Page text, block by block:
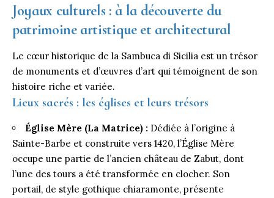
Joyaux culturels : à la découverte du
patrimoine artistique et architectural
Le cœur historique de la Sambuca di Sicilia est un trésor
de monuments et d’œuvres d’art qui témoignent de son
histoire riche et variée.
Lieux sacrés : les églises et leurs trésors
Église Mère (La Matrice) : Dédiée à l’origine à
Sainte-Barbe et construite vers 1420, l’Église Mère
occupe une partie de l’ancien château de Zabut, dont
l’une des tours a été transformée en clocher. Son
portail, de style gothique chiaramonte, présente